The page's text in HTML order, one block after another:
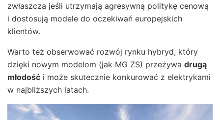
zwłaszcza jeśli utrzymają agresywną politykę cenową
i dostosują modele do oczekiwań europejskich
klientów.
Warto też obserwować rozwój rynku hybryd, który
dzięki nowym modelom (jak MG ZS) przeżywa drugą
młodość i może skutecznie konkurować z elektrykami
w najbliższych latach.